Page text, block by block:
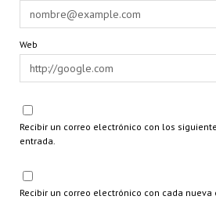
Web
Recibir un correo electrónico con los
entrada.
Recibir un correo electrónico con cada nueva